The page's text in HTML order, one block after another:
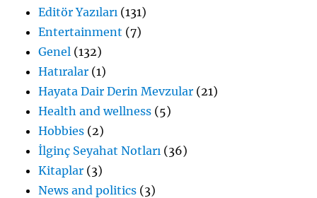
Editör Yazıları (131)
Entertainment (7)
Genel (132)
Hatıralar (1)
Hayata Dair Derin Mevzular (21)
Health and wellness (5)
Hobbies (2)
İlginç Seyahat Notları (36)
Kitaplar (3)
News and politics (3)